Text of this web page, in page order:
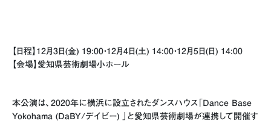
【日程】12月3日(金) 19:00・12月4日(土) 14:00・12月5日(日) 14:00
【会場】愛知県芸術劇場小ホール
本公演は、2020年に横浜に設立されたダンスハウス「Dance Base
Yokohama (DaBY/デイビー) 」と愛知県芸術劇場が連携して開催す